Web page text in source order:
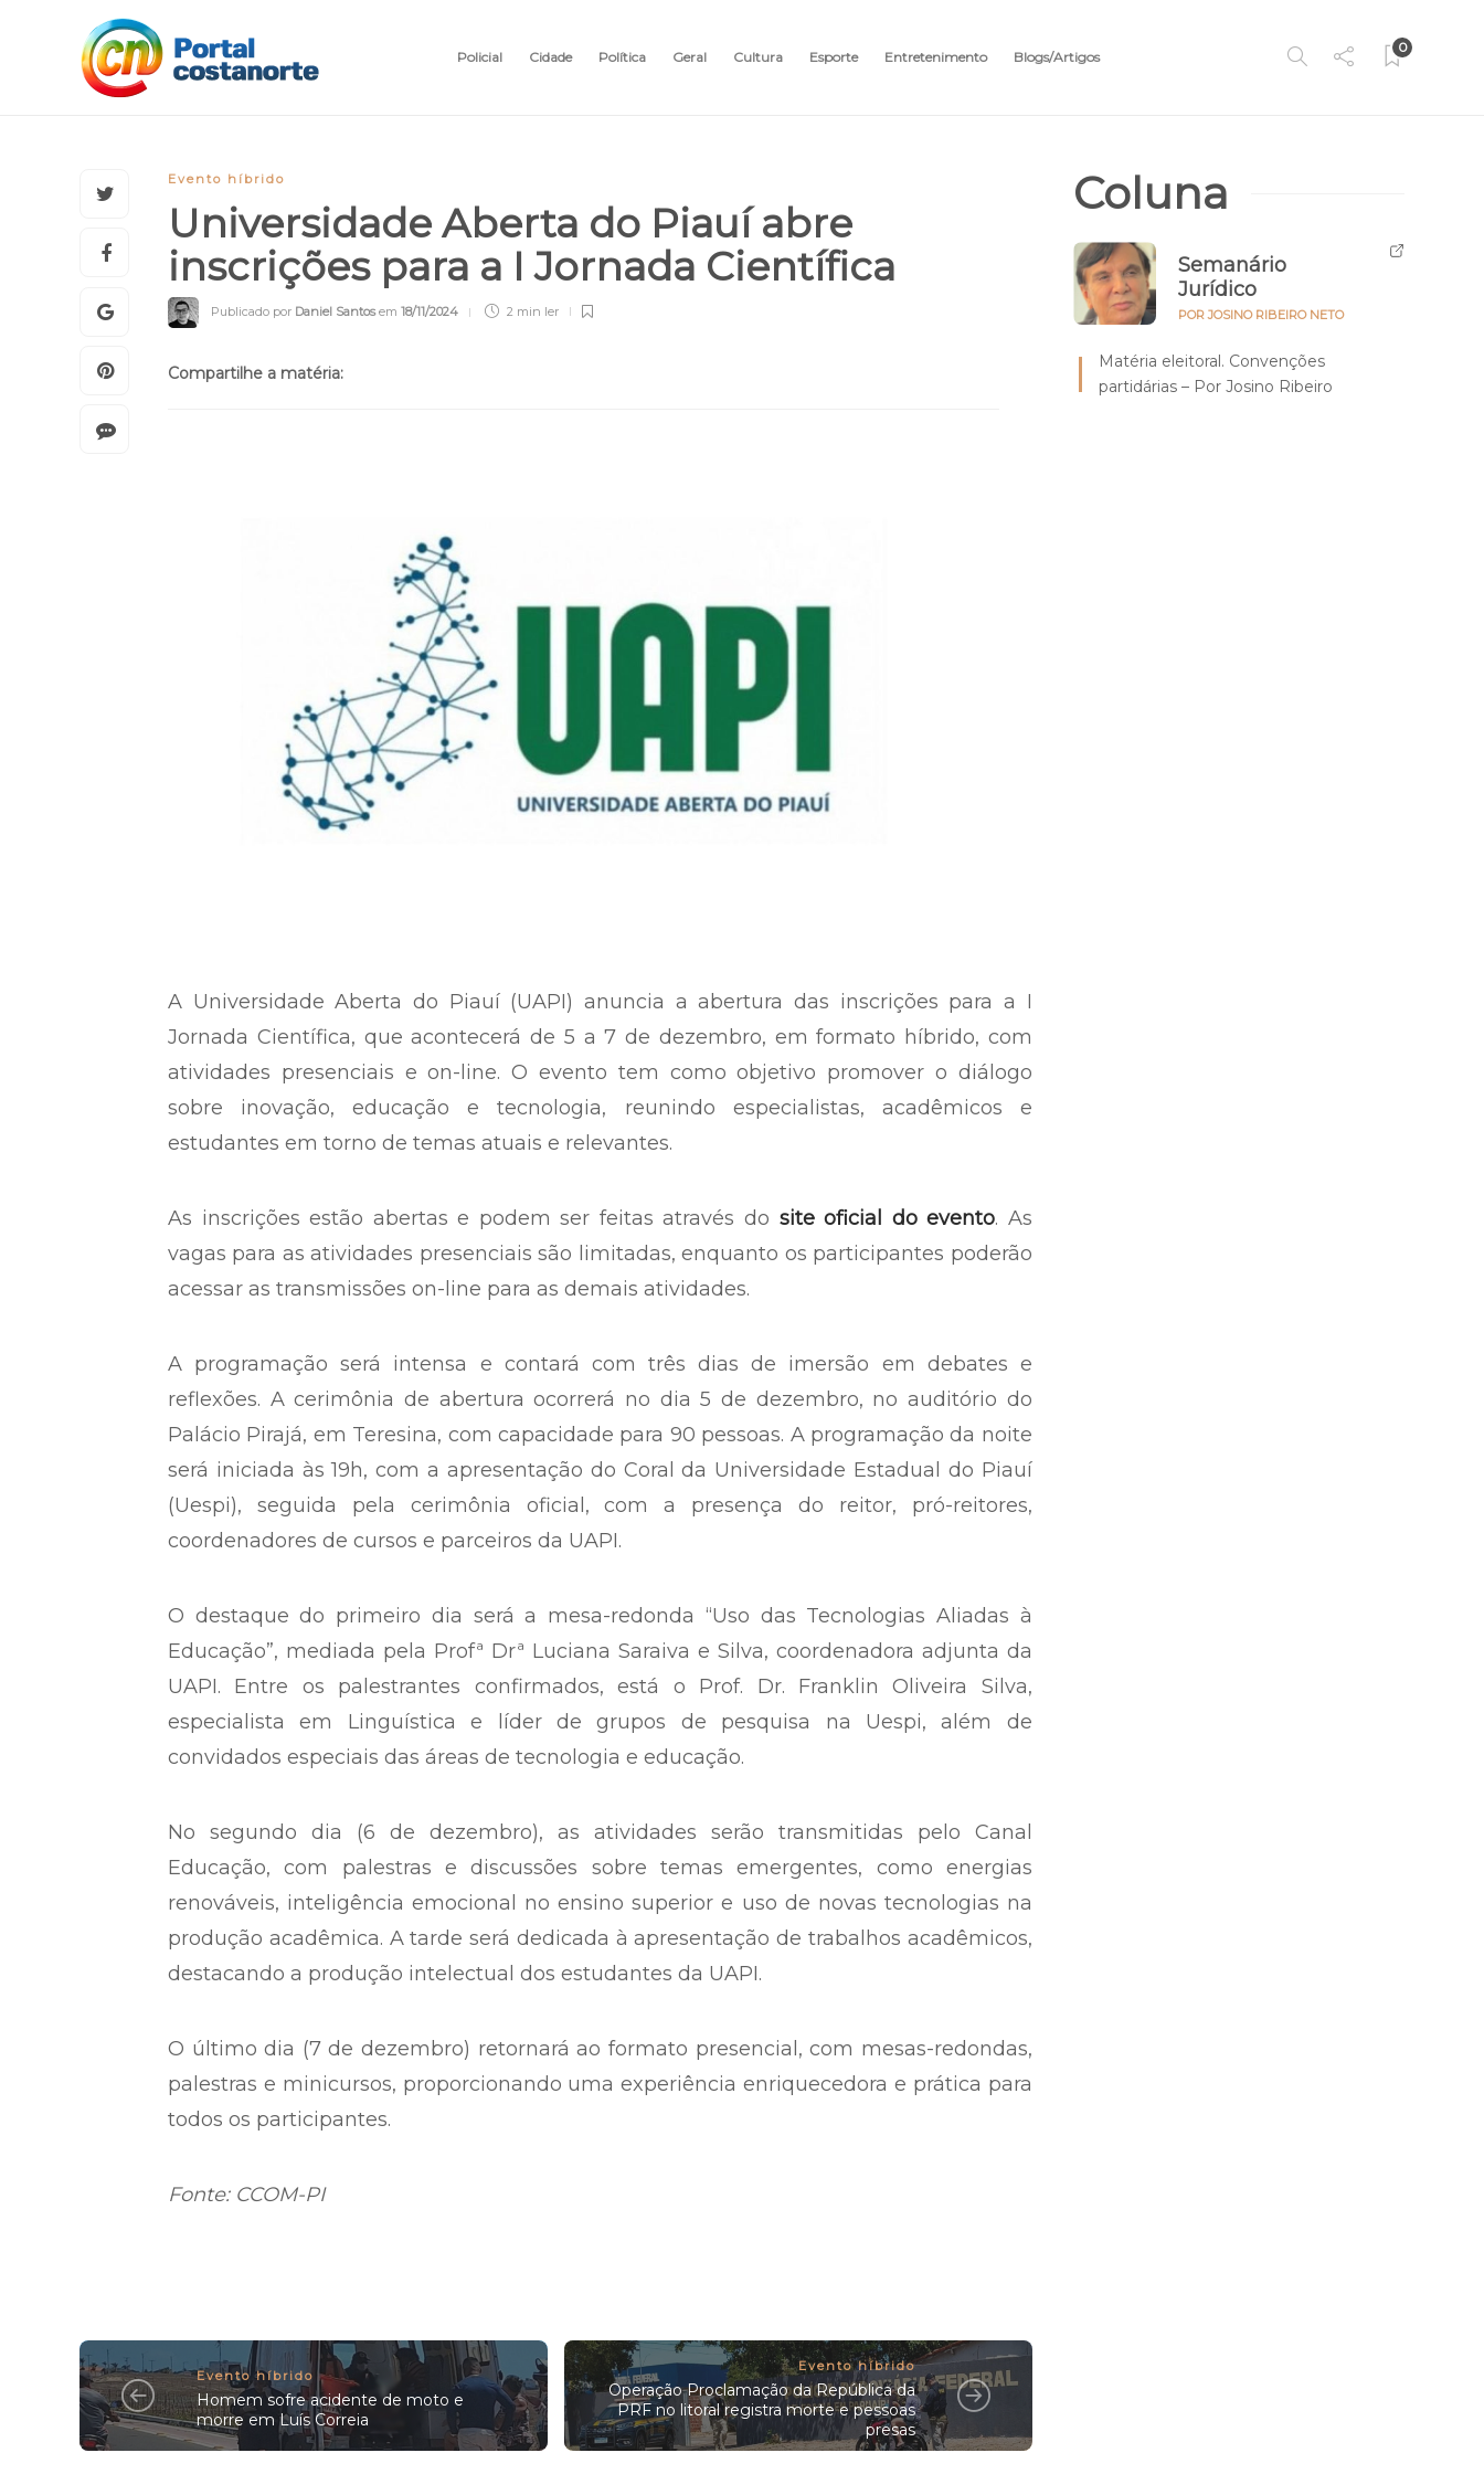
Policial Cidade Política Geral Cultura Esporte Entretenimento Blogs/Artigos
0
Evento híbrido
Universidade Aberta do Piauí abre
inscrições para a I Jornada Científica
Publicado por Daniel Santosem 18/11/2024 2 min ler
Compartilhe a matéria:
A Universidade Aberta do Piauí (UAPI) anuncia a abertura das inscrições para a I
Jornada Científica, que acontecerá de 5 a 7 de dezembro, em formato híbrido, com
atividades presenciais e on-line. O evento tem como objetivo promover o diálogo
sobre inovação, educação e tecnologia, reunindo especialistas, acadêmicos e
estudantes em torno de temas atuais e relevantes.
As inscrições estão abertas e podem ser feitas através do site oficial do evento. As
vagas para as atividades presenciais são limitadas, enquanto os participantes poderão
acessar as transmissões on-line para as demais atividades.
A programação será intensa e contará com três dias de imersão em debates e
reflexões. A cerimônia de abertura ocorrerá no dia 5 de dezembro, no auditório do
Palácio Pirajá, em Teresina, com capacidade para 90 pessoas. A programação da noite
será iniciada às 19h, com a apresentação do Coral da Universidade Estadual do Piauí
(Uespi), seguida pela cerimônia oficial, com a presença do reitor, pró-reitores,
coordenadores de cursos e parceiros da UAPI.
O destaque do primeiro dia será a mesa-redonda “Uso das Tecnologias Aliadas à
Educação”, mediada pela Profª Drª Luciana Saraiva e Silva, coordenadora adjunta da
UAPI. Entre os palestrantes confirmados, está o Prof. Dr. Franklin Oliveira Silva,
especialista em Linguística e líder de grupos de pesquisa na Uespi, além de
convidados especiais das áreas de tecnologia e educação.
No segundo dia (6 de dezembro), as atividades serão transmitidas pelo Canal
Educação, com palestras e discussões sobre temas emergentes, como energias
renováveis, inteligência emocional no ensino superior e uso de novas tecnologias na
produção acadêmica. A tarde será dedicada à apresentação de trabalhos acadêmicos,
destacando a produção intelectual dos estudantes da UAPI.
O último dia (7 de dezembro) retornará ao formato presencial, com mesas-redondas,
palestras e minicursos, proporcionando uma experiência enriquecedora e prática para
todos os participantes.
Fonte: CCOM-PI
Evento híbrido
Homem sofre acidente de moto e
morre em Luís Correia
Evento híbrido
Operação Proclamação da República da
PRF no litoral registra morte e pessoas
presas
Coluna
Semanário
Jurídico
POR JOSINO RIBEIRO NETO
Matéria eleitoral. Convenções
partidárias – Por Josino Ribeiro